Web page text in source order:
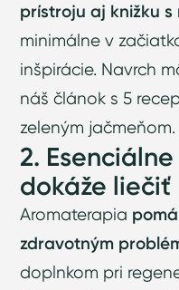
prístroju aj knižku
minimálne v
inšpirácie. Navrch
náščlánok s 5
zeleným jačmeňom.
2.
dokáže liečiť
Aromaterapia
zdravotným
doplnkom pri